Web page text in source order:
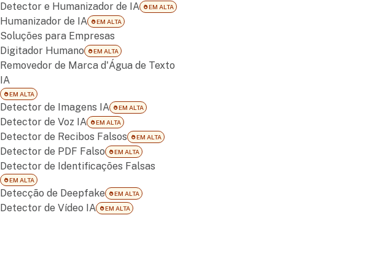
Detector e Humanizador de IA EM ALTA
Humanizador de IA EM ALTA
Soluções para Empresas
Digitador Humano
EM ALTA
Removedor de Marca d'Água de Texto
IA
EM ALTA
Detector de Imagens IA EM ALTA
Detector de Voz IA EM ALTA
Detector de Recibos Falsos EM ALTA
Detector de PDF Falso EM ALTA
Detector de Identificações Falsas
EM ALTA
Detecção de Deepfake EM ALTA
Detector de Vídeo IA EM ALTA